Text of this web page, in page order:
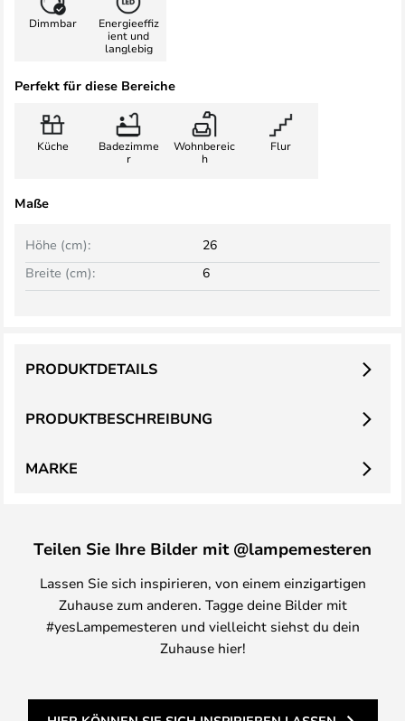
Dimmbar
Energieeffiz
ient und
langlebig
Perfekt für diese Bereiche
Küche
Badezimme
r
Wohnbereic
h
Flur
Maße
Breite (cm): 6
Höhe (cm): 26
PRODUKTBESCHREIBUNG
PRODUKTDETAILS
MARKE
Teilen Sie Ihre Bilder mit @lampemesteren
Lassen Sie sich inspirieren, von einem einzigartigen
Zuhause zum anderen. Tagge deine Bilder mit
#yesLampemesteren und vielleicht siehst du dein
Zuhause hier!